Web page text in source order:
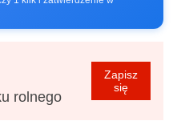
rolnego
Zapisz
się